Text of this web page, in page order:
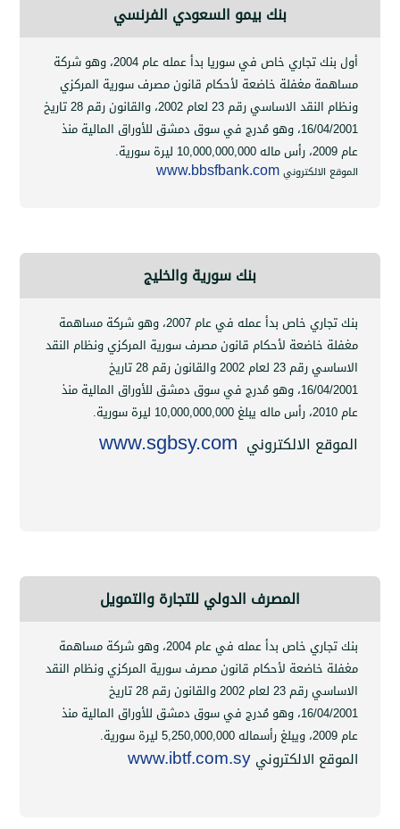
بنك بيمو السعودي الفرنسي
أول بنك تجاري خاص في سوريا بدأ عمله عام 2004، وهو شركة
مغفلة خاضعة لأحكام قانون مصرف سورية المركزي
ونظام النقد الاساسي رقم 23 لعام 2002، والقانون رقم 28 تاريخ
وهو مُدرج في سوق دمشق للأوراق المالية منذ
10,000,000,000ليرة سورية.
الالكترونيwww.bbsfbank.com
بنك سورية والخليج
بنك تجاري خاص بدأ عمله في عام 2007، وهو شركة مساهمة
خاضعة لأحكام قانون مصرف سورية المركزي ونظام النقد
الاساسي رقم 23 لعام 2002 والقانون رقم 28 تاريخ
وهو مُدرج في سوق دمشق للأوراق المالية منذ
10,000,000,000ليرة سورية.
الالكتروني www.sgbsy.com
المصرف الدولي للتجارة والتمويل
بنك تجاري خاص بدأ عمله في عام 2004، وهو شركة مساهمة
خاضعة لأحكام قانون مصرف سورية المركزي ونظام النقد
الاساسي رقم 23 لعام 2002 والقانون رقم 28 تاريخ
وهو مُدرج في سوق دمشق للأوراق المالية منذ
الالكتروني www.ibtf.com.sy